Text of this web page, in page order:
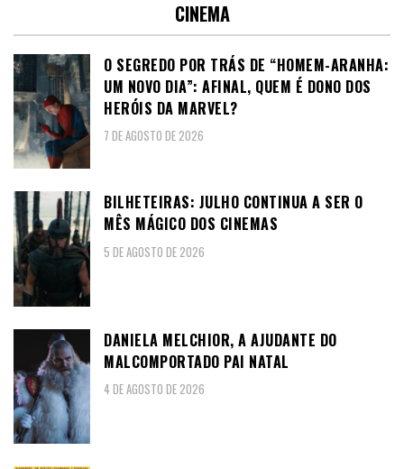
CINEMA
O SEGREDO POR TRÁS DE “HOMEM-ARANHA:
UM NOVO DIA”: AFINAL, QUEM É DONO DOS
HERÓIS DA MARVEL?
7 DE AGOSTO DE 2026
BILHETEIRAS: JULHO CONTINUA A SER O
MÊS MÁGICO DOS CINEMAS
5 DE AGOSTO DE 2026
DANIELA MELCHIOR, A AJUDANTE DO
MALCOMPORTADO PAI NATAL
4 DE AGOSTO DE 2026